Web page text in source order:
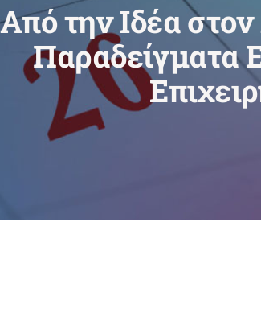
Από την Ιδέα
Παραδείγματα